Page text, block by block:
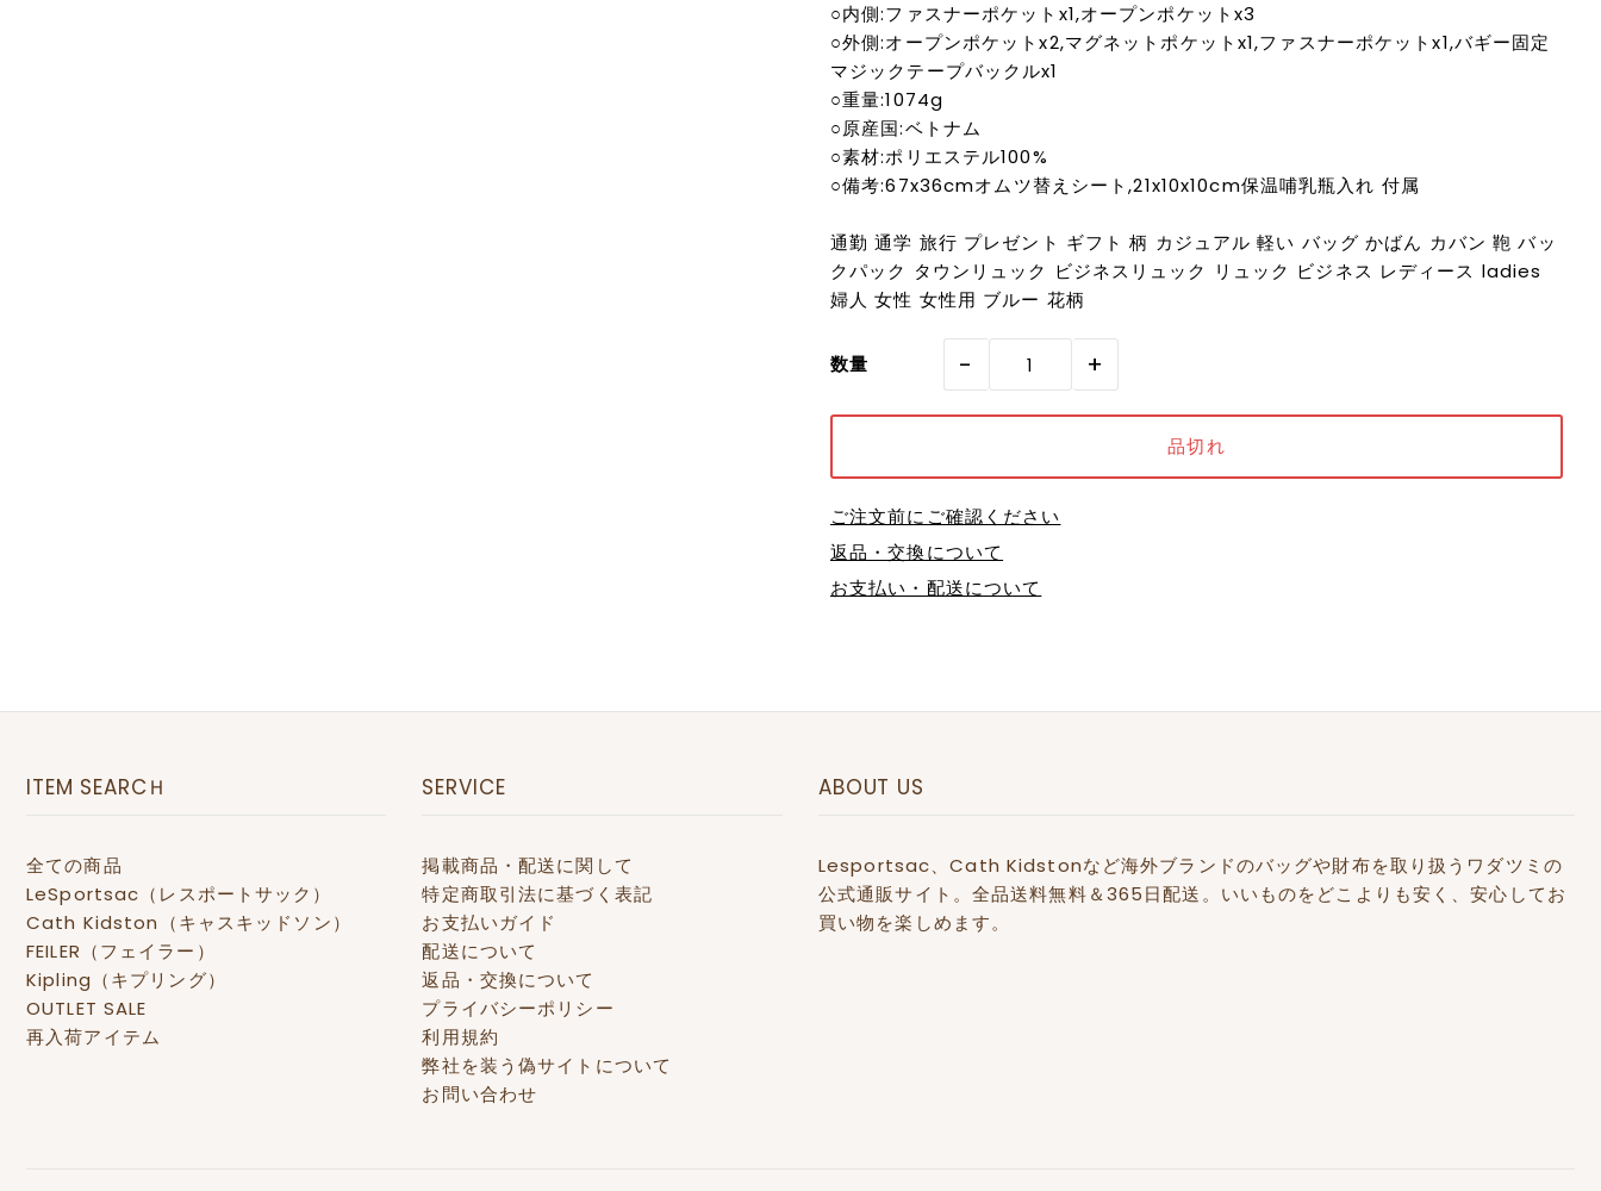
○内側:ファスナーポケットx1,オープンポケットx3
○外側:オープンポケットx2,マグネットポケットx1,ファスナーポケットx1,バギー固定
マジックテープバックルx1
○重量:1074g
○原産国:ベトナム
○素材:ポリエステル100%
○備考:67x36cmオムツ替えシート,21x10x10cm保温哺乳瓶入れ 付属
通勤 通学 旅行 プレゼント ギフト 柄 カジュアル 軽い バッグ かばん カバン 鞄 バッ
クパック タウンリュック ビジネスリュック リュック ビジネス レディース ladies
婦人 女性 女性用 ブルー 花柄
数量 - +
ご注文前にご確認ください
返品・交換について
お支払い・配送について
ITEM SEARCＨ
全ての商品
LeSportsac（レスポートサック）
Cath Kidston（キャスキッドソン）
FEILER（フェイラー）
Kipling（キプリング）
OUTLET SALE
再入荷アイテム
SERVICE
掲載商品・配送に関して
特定商取引法に基づく表記
お支払いガイド
配送について
返品・交換について
プライバシーポリシー
利用規約
弊社を装う偽サイトについて
お問い合わせ
ABOUT US
Lesportsac、Cath Kidstonなど海外ブランドのバッグや財布を取り扱うワダツミの
公式通販サイト。全品送料無料＆365日配送。いいものをどこよりも安く、安心してお
買い物を楽しめます。